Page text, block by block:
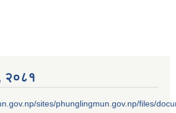
२०८१
sites/phunglingmun.gov.np/files/